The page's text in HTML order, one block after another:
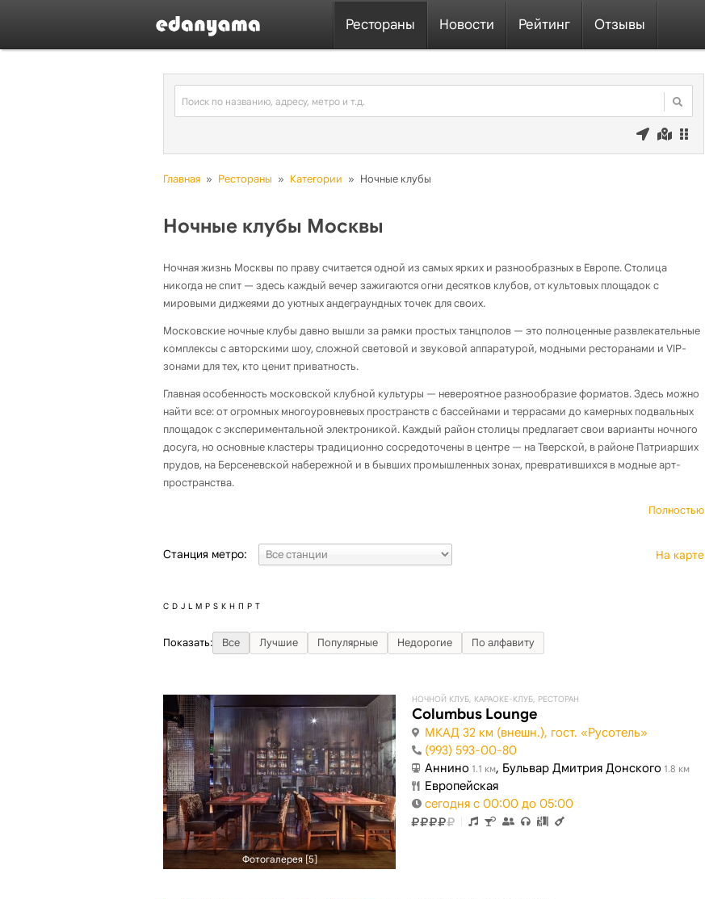
Рестораны Новости Рейтинг Отзывы
Главная » Рестораны » Категории » Ночные клубы
Ночные клубы Москвы
Ночная жизнь Москвы по праву считается одной из самых ярких и разнообразных в Европе. Столица
никогда не спит — здесь каждый вечер зажигаются огни десятков клубов, от культовых площадок с
мировыми диджеями до уютных андеграундных точек для своих.
Московские ночные клубы давно вышли за рамки простых танцполов — это полноценные развлекательные
комплексы с авторскими шоу, сложной световой и звуковой аппаратурой, модными ресторанами и VIP-
зонами для тех, кто ценит приватность.
Главная особенность московской клубной культуры — невероятное разнообразие форматов. Здесь можно
найти все: от огромных многоуровневых пространств с бассейнами и террасами до камерных подвальных
площадок с экспериментальной электроникой. Каждый район столицы предлагает свои варианты ночного
досуга, но основные кластеры традиционно сосредоточены в центре — на Тверской, в районе Патриарших
прудов, на Берсеневской набережной и в бывших промышленных зонах, превратившихся в модные арт-
пространства.
Полностью
Станция метро: На карте
C D J L M P S К Н П Р Т
Показать: Все Лучшие Популярные Недорогие По алфавиту
Фотогалерея [5]
НОЧНОЙ КЛУБ, КАРАОКЕ-КЛУБ, РЕСТОРАН
Columbus Lounge
МКАД 32 км (внешн.), гост. «Русотель»
(993) 593-00-80
Аннино 1.1 км, Бульвар Дмитрия Донского 1.8 км
Европейская
сегодня с 00:00 до 05:00